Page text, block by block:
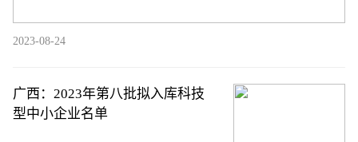
2023-08-24
广西：2023年第八批拟入库科技
型中小企业名单